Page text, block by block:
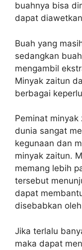
buahnya bisa
dapat
Buah yang
sedangkan
mengambil
Minyak zaitun
berbagai
Peminat
dunia sangat
kegunaan dan
minyak zaitun.
memang lebih
tersebut
dapat
disebabkan
Jika terlalu
maka dapat